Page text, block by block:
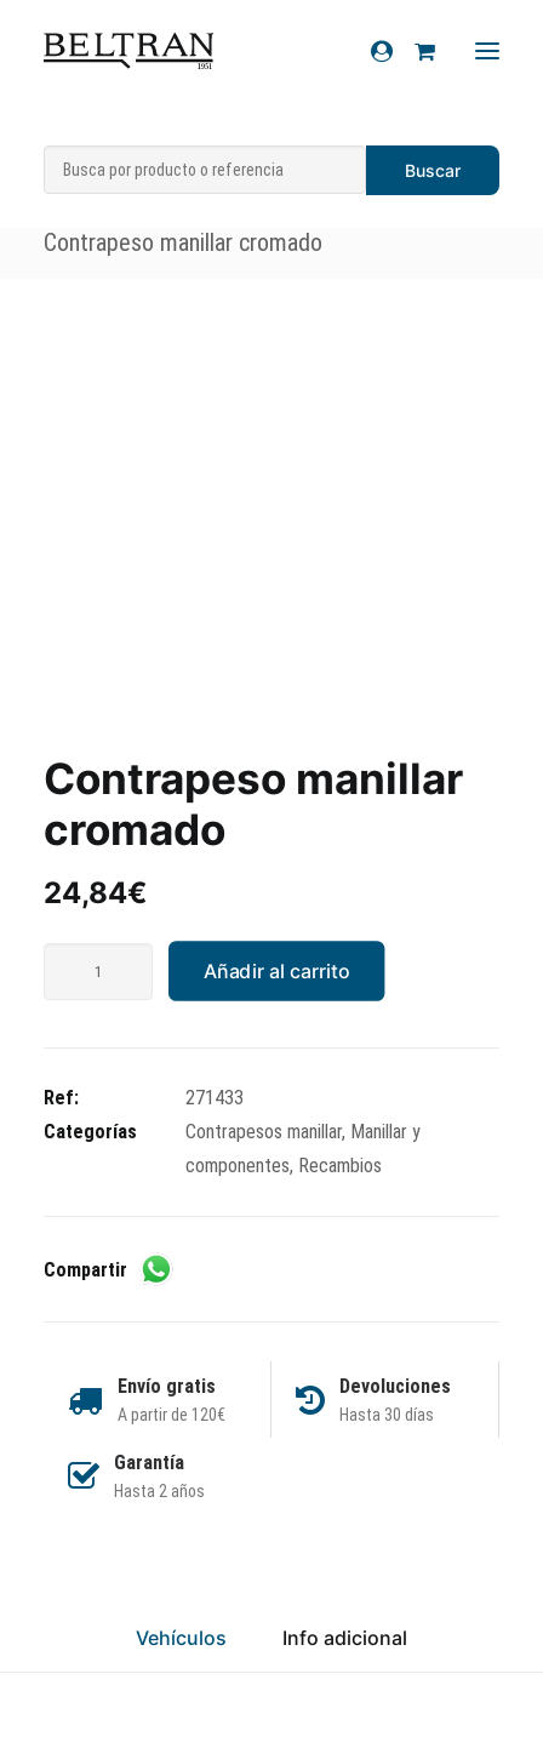
Recambios
Cascos
Inicio Recambios » Manillar y
componentes»Contrapesos manillar»
Contrapeso manillar cromado
Contrapeso manillar
cromado
24,84€
Añadir al carrito
Ref:
271433
Categorías
Contrapesos manillar, Manillar y
componentes, Recambios
Compartir
Envío gratis
A partir de 120€
Devoluciones
Hasta 30 días
Garantía
Hasta 2 años
Vehículos Info adicional